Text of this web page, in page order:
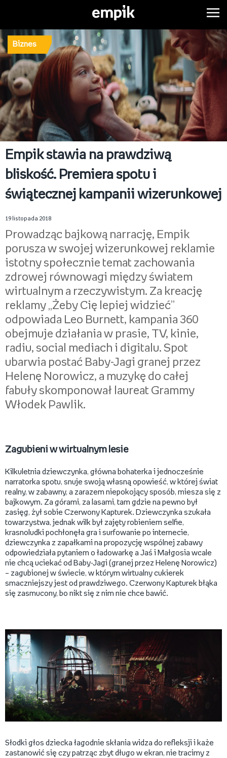
Biznes
Empik stawia na prawdziwą
bliskość. Premiera spotu i
świątecznej kampanii wizerunkowej
19 listopada 2018
Prowadząc bajkową narrację, Empik
porusza w swojej wizerunkowej reklamie
istotny społecznie temat zachowania
zdrowej równowagi między światem
wirtualnym a rzeczywistym. Za kreację
reklamy „Żeby Cię lepiej widzieć”
odpowiada Leo Burnett, kampania 360
obejmuje działania w prasie, TV, kinie,
radiu, social mediach i digitalu. Spot
ubarwia postać Baby-Jagi granej przez
Helenę Norowicz, a muzykę do całej
fabuły skomponował laureat Grammy
Włodek Pawlik.
Zagubieni w wirtualnym lesie
Kilkuletnia dziewczynka, główna bohaterka i jednocześnie
narratorka spotu, snuje swoją własną opowieść, w której świat
realny, w zabawny, a zarazem niepokojący sposób, miesza się z
bajkowym. Za górami, za lasami, tam gdzie na pewno był
zasięg, żył sobie Czerwony Kapturek. Dziewczynka szukała
towarzystwa, jednak wilk był zajęty robieniem selfie,
krasnoludki pochłonęła gra i surfowanie po internecie,
dziewczynka z zapałkami na propozycję wspólnej zabawy
odpowiedziała pytaniem o ładowarkę a Jaś i Małgosia wcale
nie chcą uciekać od Baby-Jagi (granej przez Helenę Norowicz)
– zagubionej w świecie, w którym wirtualny cukierek
smaczniejszy jest od prawdziwego. Czerwony Kapturek błąka
się zasmucony, bo nikt się z nim nie chce bawić.
Słodki głos dziecka łagodnie skłania widza do refleksji i każe
zastanowić się czy patrząc zbyt długo w ekran, nie tracimy z